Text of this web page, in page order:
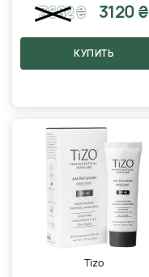
3682₴ 3120 ₴
КУПИТЬ
Tizo